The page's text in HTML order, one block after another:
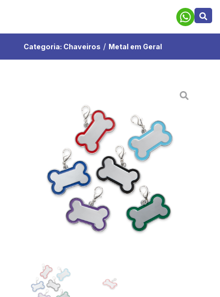
Categoria: Chaveiros / Metal em Geral